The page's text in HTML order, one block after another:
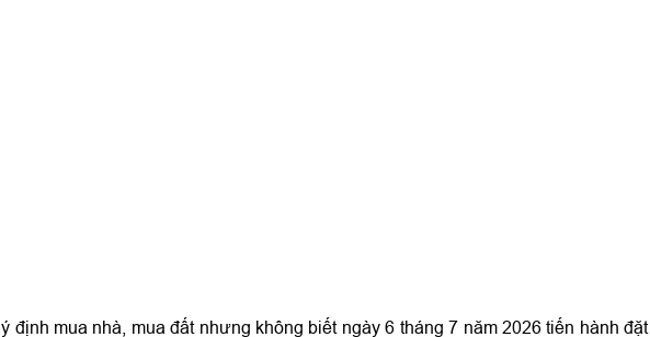
định mua nhà, mua đất nhưng không biết ngày 6 tháng 7 năm 2026 tiến hành đặt